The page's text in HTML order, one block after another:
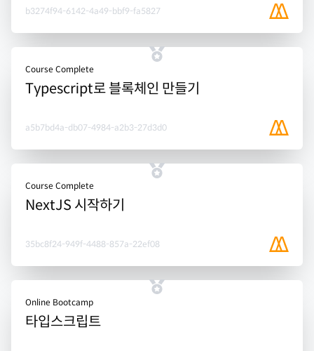
b3274f94-6142-4a49-bbf9-fa5827
Course Complete
Typescript로 블록체인 만들기
a5b7bd4a-db07-4984-a2b3-27d3d0
Course Complete
NextJS 시작하기
35bc8f24-949f-4488-857a-22ef08
Online Bootcamp
타입스크립트